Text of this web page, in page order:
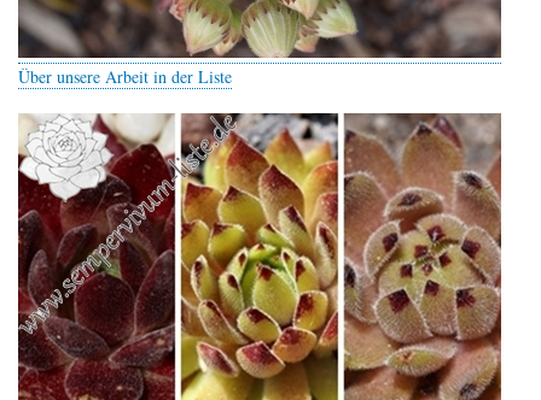
Über unsere Arbeit in der Liste